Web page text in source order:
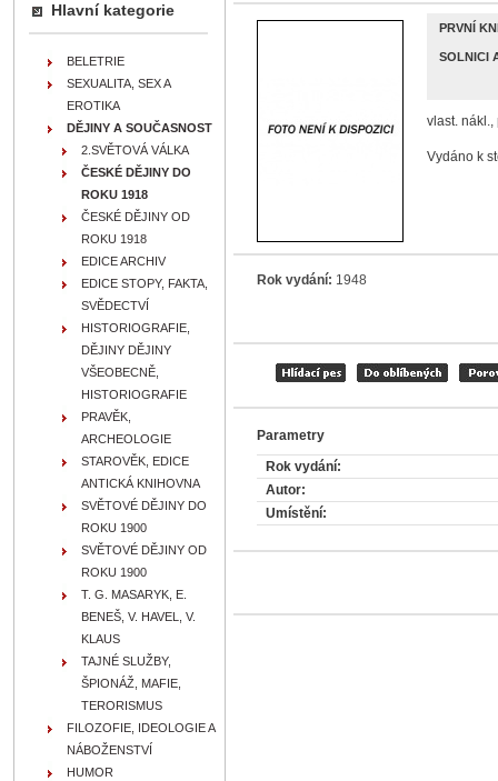
PRVNÍ
SOLNICI
vlast. nákl.,
Vydáno k
Rok vydání: 1948
Parametry
Rok vydání:
Autor:
Umístění:
Hlavní kategorie
BELETRIE
SEXUALITA, SEX A
EROTIKA
DĚJINY A SOUČASNOST
2.SVĚTOVÁ VÁLKA
ČESKÉ DĚJINY DO
ROKU 1918
ČESKÉ DĚJINY OD
ROKU 1918
EDICE ARCHIV
EDICE STOPY, FAKTA,
SVĚDECTVÍ
HISTORIOGRAFIE,
DĚJINY DĚJINY
VŠEOBECNĚ,
HISTORIOGRAFIE
PRAVĚK,
ARCHEOLOGIE
STAROVĚK, EDICE
ANTICKÁ KNIHOVNA
SVĚTOVÉ DĚJINY DO
ROKU 1900
SVĚTOVÉ DĚJINY OD
ROKU 1900
T. G. MASARYK, E.
BENEŠ, V. HAVEL, V.
KLAUS
TAJNÉ SLUŽBY,
ŠPIONÁŽ, MAFIE,
TERORISMUS
FILOZOFIE, IDEOLOGIE A
NÁBOŽENSTVÍ
HUMOR